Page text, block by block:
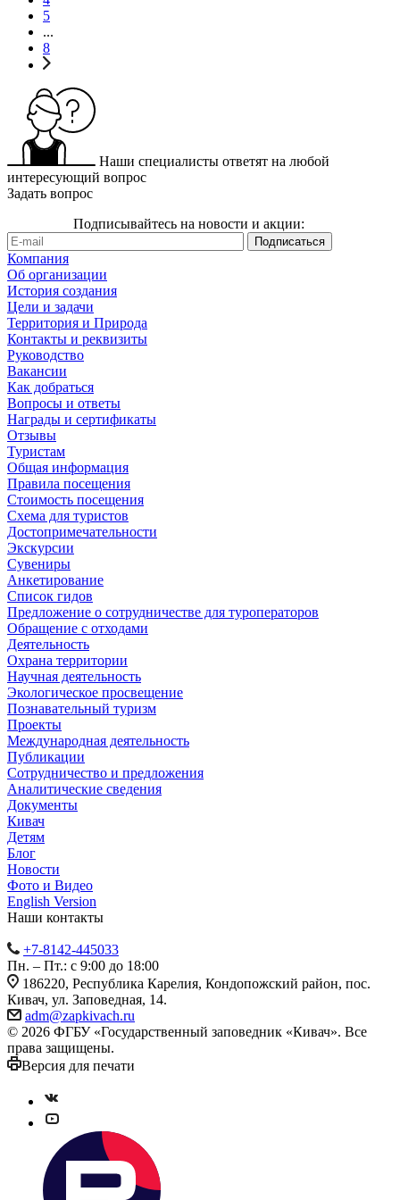
5
...
8
Наши специалисты ответят на любой
интересующий вопрос
Задать вопрос
Подписывайтесь на новости и акции:
Компания
Об организации
История создания
Цели и задачи
Территория и Природа
Контакты и реквизиты
Руководство
Вакансии
Как добраться
Вопросы и ответы
Награды и сертификаты
Отзывы
Туристам
Общая информация
Правила посещения
Стоимость посещения
Схема для туристов
Достопримечательности
Экскурсии
Сувениры
Анкетирование
Список гидов
Предложение о сотрудничестве для туроператоров
Обращение с отходами
Деятельность
Охрана территории
Научная деятельность
Экологическое просвещение
Познавательный туризм
Проекты
Международная деятельность
Публикации
Сотрудничество и предложения
Аналитические сведения
Документы
Кивач
Детям
Блог
Новости
Фото и Видео
English Version
Наши контакты
+7-8142-445033
Пн. – Пт.: с 9:00 до 18:00
186220, Республика Карелия, Кондопожский район, пос.
Кивач, ул. Заповедная, 14.
adm@zapkivach.ru
© 2026 ФГБУ «Государственный заповедник «Кивач». Все
права защищены.
Версия для печати